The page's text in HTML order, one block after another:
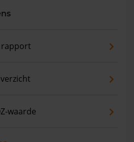
huizenprijs is €503.633. De
rapport
waarde